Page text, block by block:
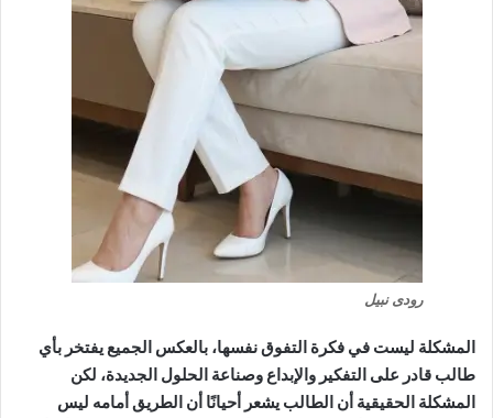
رودى نبيل
المشكلة ليست في فكرة التفوق نفسها، بالعكس الجميع يفتخر بأي
طالب قادر على التفكير والإبداع وصناعة الحلول الجديدة، لكن
المشكلة الحقيقية أن الطالب يشعر أحيانًا أن الطريق أمامه ليس